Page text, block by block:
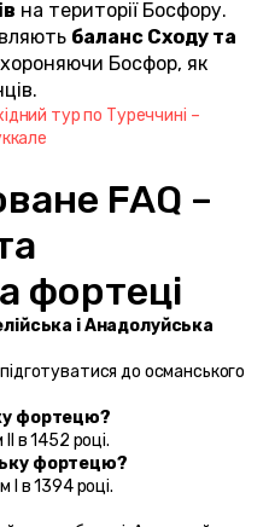
на території Босфору.
баланс Сходу та
Босфор, як
тур по Туреччині –
FAQ –
фортеці
і Анадолуйська
фортецю?
в 1452 році.
фортецю?
в 1394 році.